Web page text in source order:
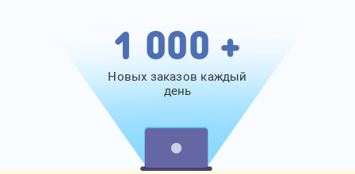
1 000 +
Новых заказов каждый
день